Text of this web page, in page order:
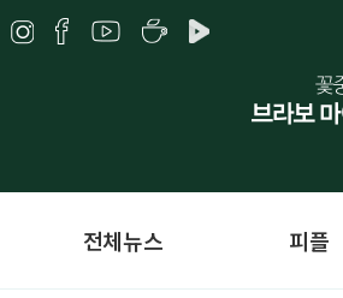
전체뉴스 피플